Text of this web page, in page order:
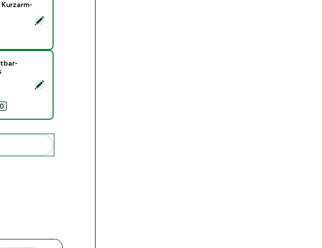
Tempo Body Fit Kurzarm-T-Shirt – Schwarz - XXS
Nahtlose Unsichtbar-Scrunch-Leggings – Dunkles Salbeigrün - L